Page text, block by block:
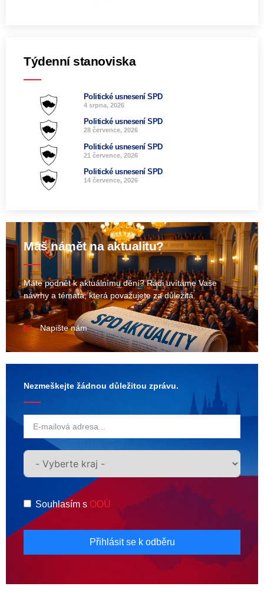
Týdenní stanoviska
Politické usnesení SPD
4 srpna, 2026
Politické usnesení SPD
28 července, 2026
Politické usnesení SPD
21 července, 2026
Politické usnesení SPD
14 července, 2026
Máš námět na aktualitu?
Máte podnět k aktuálnímu dění? Rádi uvítáme Vaše
návrhy a témata, která považujete za důležitá.
Napište nám
Nezmeškejte žádnou důležitou zprávu.
Souhlasím s OOÚ
Přihlásit se k odběru